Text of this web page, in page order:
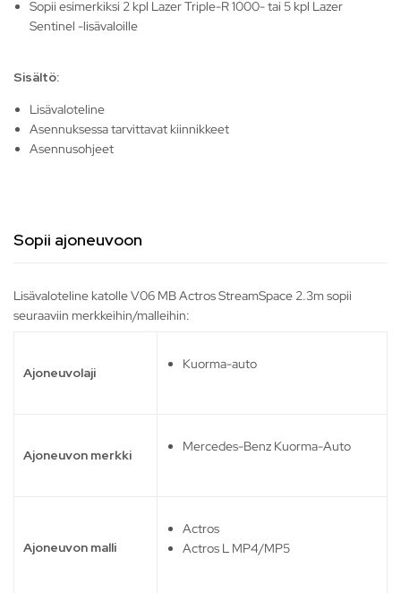
Sopii esimerkiksi 2 kpl Lazer Triple-R 1000- tai 5 kpl Lazer
Sentinel -lisävaloille
Sisältö:
Lisävaloteline
Asennuksessa tarvittavat kiinnikkeet
Asennusohjeet
Sopii ajoneuvoon
Lisävaloteline katolle V06 MB Actros StreamSpace 2.3m sopii
seuraaviin merkkeihin/malleihin:
Ajoneuvolaji
Kuorma-auto
Ajoneuvon merkki
Mercedes-Benz Kuorma-Auto
Ajoneuvon malli
Actros
Actros L MP4/MP5